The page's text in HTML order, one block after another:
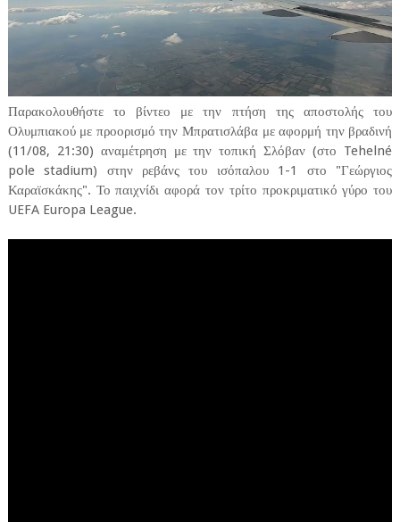
Παρακολουθήστε το βίντεο με την πτήση της αποστολής του
Ολυμπιακού με προορισμό την Μπρατισλάβα με αφορμή την βραδινή
(11/08, 21:30) αναμέτρηση με την τοπική Σλόβαν (στο Tehelné
pole stadium) στην ρεβάνς του ισόπαλου 1-1 στο "Γεώργιος
Καραϊσκάκης". Το παιχνίδι αφορά τον τρίτο προκριματικό γύρο του
UEFA Europa League.